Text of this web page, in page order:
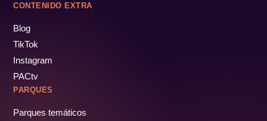
CONTENIDO EXTRA
Blog
TikTok
Instagram
PACtv
PARQUES
Parques temáticos